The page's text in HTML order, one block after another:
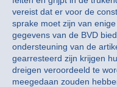
vereist dat er voor de
sprake moet zijn van
gegevens van de BVD
ondersteuning van de
gearresteerd zijn krijgen
dreigen veroordeeld te
meegedaan zouden